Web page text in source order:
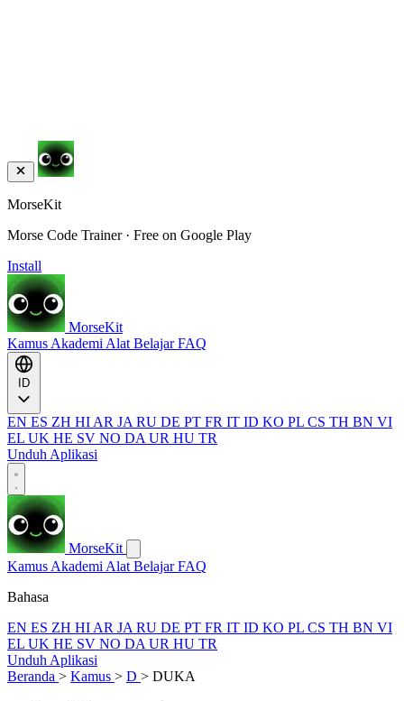
MorseKit
Morse Code Trainer · Free on Google Play
Install
MorseKit
Kamus Akademi Alat BelajarFAQ
EN ES ZH HI AR JA RU DE PT FR IT ID KO PL CS TH BN VI
EL UK HE SV NO DA UR HU TR
Unduh Aplikasi
MorseKit
Kamus Akademi Alat BelajarFAQ
Bahasa
EN ES ZH HI AR JA RU DE PT FR IT ID KO PL CS TH BN VI
EL UK HE SV NO DA UR HU TR
Unduh Aplikasi
Beranda > Kamus > D > DUKA